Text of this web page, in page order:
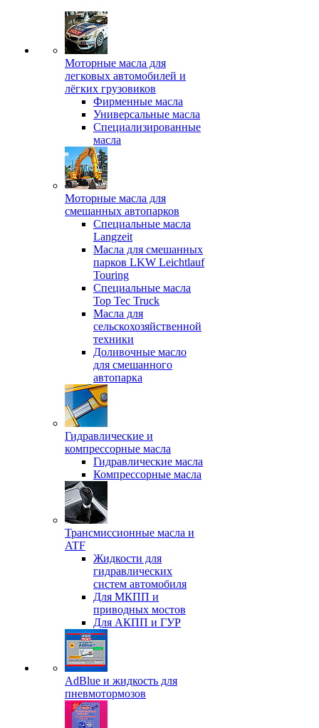
Моторные масла для
легковых автомобилей и
лёгких грузовиков
Фирменные масла
Универсальные масла
Специализированные
масла
Моторные масла для
смешанных автопарков
Специальные масла
Langzeit
Масла для смешанных
парков LKW Leichtlauf
Touring
Специальные масла
Top Tec Truck
Масла для
сельскохозяйственной
техники
Доливочные масло
для смешанного
автопарка
Гидравлические и
компрессорные масла
Гидравлические масла
Компрессорные масла
Трансмиссионные масла и
ATF
Жидкости для
гидравлических
систем автомобиля
Для МКПП и
приводных мостов
Для АКПП и ГУР
AdBlue и жидкость для
пневмотормозов